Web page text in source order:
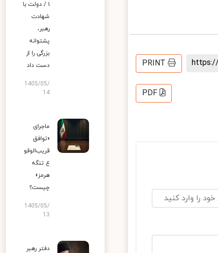
PRINT
PDF
ا / دولت با
شهادت
رهبر،
پشتوانه
بزرگی را از
دست داد
1405/05/
14
ماجرای
«توافق
قریب‌الوقو
ع تنگه
هرمز»
چیست؟
1405/05/
13
دفتر رهبر